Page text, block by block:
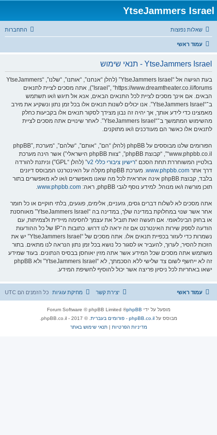
YtseJammers Israel
שאלות נפוצות התחברות
עמוד ראשי
YtseJammers Israel - תנאי שימוש
בעת הגישה אל “YtseJammers Israel” (להלן “אנחנו”, “אותנו”, “שלנו”, “YtseJammers
Israel”, “https://www.dreamtheater.co.il/forums”), אתה מסכים לציית לתנאים
הבאים. אם אינך מסכים לציית לכל התנאים הבאים, אנא אל תיגש ו/או תשתמש
ב־“YtseJammers Israel”. אנו יכולים לשנות תנאים אלו בכל זמן נתון ונשקיע את מירב
מאמצינו כדי לידע אותך, אך יהיה זה נבון מצידך לסקור תנאים אלו בקביעות כחלק
מהשימוש המתמשך ב־“YtseJammers Israel”. לאחר שינויים אתה מסכים לציית
לתנאים אלו כאשר הם מעודכנים ו/או מתוקנים.
הפורומים שלנו מבוססים על phpBB (להלן “הם”, “אותם”, “שלהם”, “מערכת phpBB”,
“www.phpbb.co.il”, “קבוצת phpBB”, “צוות phpBB הישראלי”) אשר הינה מערכת
בולטיין המשוחררת תחת הסכם “רישיון ציבורי כללי v2
” (להלן “GPL”) וניתנת להורדה
דרך אתר www.phpbb.com
. מערכת phpBB מקלה על האינטרנט המבוסס דיונים
בלבד, קבוצת phpBB אינה אחראית לכל מה שאנו מאפשרים ו/או לא מאפשרים בתור
תוכן מורשה ו/או מנוהל. למידע נוסף לגבי phpBB, ראה:
www.phpbb.com
.
אתה מסכים לא לשלוח דברים גסים, גזעניים, אלימים, פוגעים, בלתי חוקיים או כל חומר
אחר אשר שנוי במחלוקת במדינה שלך, במדינה בה “YtseJammers Israel” מאוחסנת
או בחוק הבינלאומי. אם תעשה זאת תוביל את עצמך לחסימה מיידית ולצמיתות, עם
הודעה לספק שירות האינטרנט אם זה יראה לנו דרוש. כתובות ה־IP של כל ההודעות
נשמרות כדי לעזור בכפיית תנאים אלו. אתה מסכים של “YtseJammers Israel” יש את
הזכות להסיר, לערוך, להעביר או לסגור כל נושא בכל זמן נתון הנראה לנו מתאים. בתור
משתמש אתה מסכים שכל המידע אשר אתה מזין יאוחסן בבסיס הנתונים. בעוד שמידע
זה לא ייחשף לשום צד שלישי ללא הסכמתך, לא “YtseJammers Israel” ולא phpBB
ישאו באחריות לכל ניסיון פריצה אשר יכול להוסיף לחשיפת המידע.
עמוד ראשי כל הזמנים הם UTC מחיקת עוגיות יצירת קשר
מופעל על ידי phpBB
® Forum Software © phpBB Limited
מבוסס על phpBB.co.il - פורומים בעברית
. © 2017 - phpBB.co.il.
מדיניות הפרטיות |תנאי שימוש באתר